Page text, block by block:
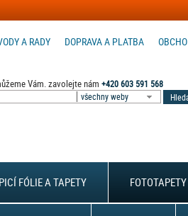
DOPRAVA A PLATBA
A RADY
Vám. zavolejte nám+420 603 591 568
všechny weby
FÓLIE A TAPETY